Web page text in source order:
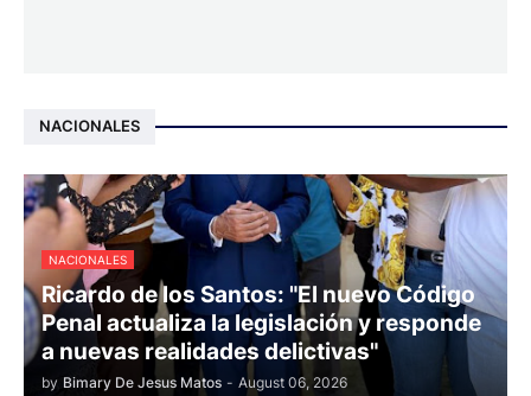
NACIONALES
NACIONALES
Ricardo de los Santos: "El nuevo Código
Penal actualiza la legislación y responde
a nuevas realidades delictivas"
by Bimary De Jesus Matos - August 06, 2026